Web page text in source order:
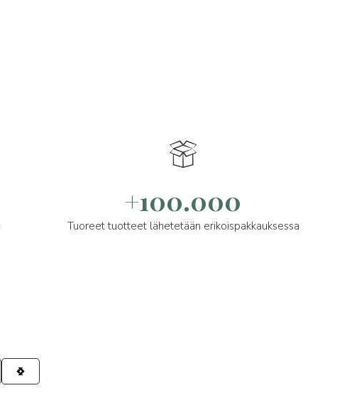
+100.000
Tuoreet tuotteet lähetetään erikoispakkauksessa